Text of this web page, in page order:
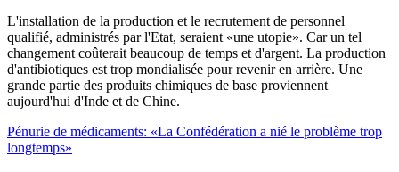
L'installation de la production et le recrutement de personnel
qualifié, administrés par l'Etat, seraient «une utopie». Car un tel
changement coûterait beaucoup de temps et d'argent. La production
d'antibiotiques est trop mondialisée pour revenir en arrière. Une
grande partie des produits chimiques de base proviennent
aujourd'hui d'Inde et de Chine.
Pénurie de médicaments: «La Confédération a nié le problème trop
longtemps»